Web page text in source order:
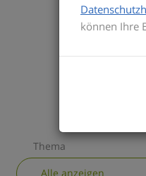
können Ihre
Thema
Alle anzeigen